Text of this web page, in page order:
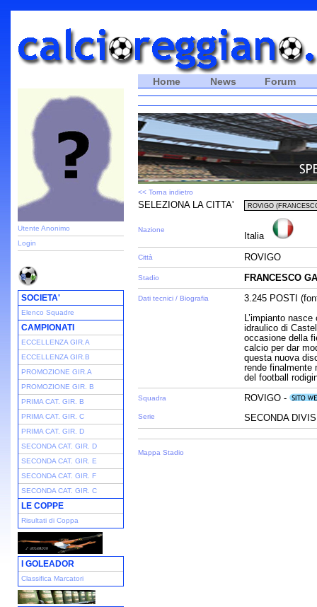
Utente Anonimo
Login
SOCIETA'
Elenco Squadre
CAMPIONATI
ECCELLENZA GIR.A
ECCELLENZA GIR.B
PROMOZIONE GIR.A
PROMOZIONE GIR. B
PRIMA CAT. GIR. B
PRIMA CAT. GIR. C
PRIMA CAT. GIR. D
SECONDA CAT. GIR. D
SECONDA CAT. GIR. E
SECONDA CAT. GIR. F
SECONDA CAT. GIR. C
LE COPPE
Risultati di Coppa
I GOLEADOR
Classifica Marcatori
Home News Forum
<< Torna indietro
SELEZIONA LA CITTA'
Nazione
Italia
Città ROVIGO
Stadio FRANCESCO
Dati tecnici / Biografia
3.245 POSTI
L’impianto
idraulico di
occasione della
calcio per dar
questa nuova
rende finalmente
del football
Squadra
Serie
ROVIGO -
SECONDA
Mappa Stadio